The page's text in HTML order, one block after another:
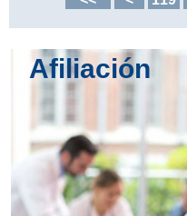
Afiliación